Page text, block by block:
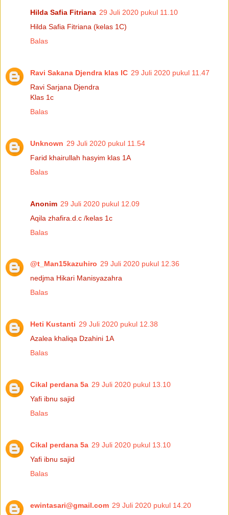
Hilda Safia Fitriana 29 Juli 2020 pukul 11.10
Hilda Safia Fitriana (kelas 1C)
Balas
Ravi Sakana Djendra klas IC 29 Juli 2020 pukul 11.47
Ravi Sarjana Djendra
Klas 1c
Balas
Unknown 29 Juli 2020 pukul 11.54
Farid khairullah hasyim klas 1A
Balas
Anonim 29 Juli 2020 pukul 12.09
Aqila zhafira.d.c /kelas 1c
Balas
@t_Man15kazuhiro 29 Juli 2020 pukul 12.36
nedjma Hikari Manisyazahra
Balas
Heti Kustanti 29 Juli 2020 pukul 12.38
Azalea khaliqa Dzahini 1A
Balas
Cikal perdana 5a 29 Juli 2020 pukul 13.10
Yafi ibnu sajid
Balas
Cikal perdana 5a 29 Juli 2020 pukul 13.10
Yafi ibnu sajid
Balas
ewintasari@gmail.com 29 Juli 2020 pukul 14.20